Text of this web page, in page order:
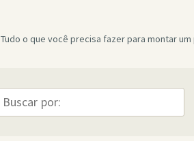
Tudo o que você precisa fazer para montar